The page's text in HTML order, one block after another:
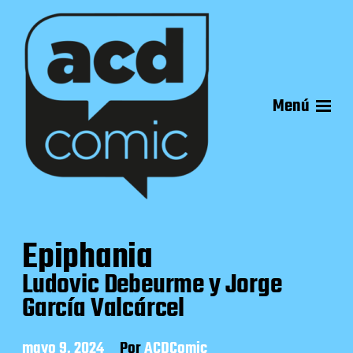
Menú
Epiphania
Ludovic Debeurme y Jorge
García Valcárcel